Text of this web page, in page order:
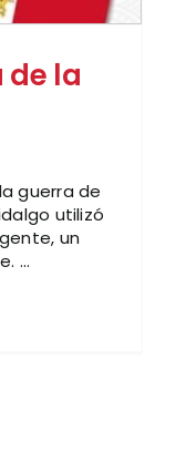
de la
guerra de
utilizó
un
...